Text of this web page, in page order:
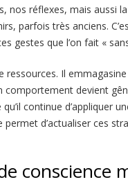
nos réflexes, mais aussi
parfois très anciens.
gestes que l’on fait «
ressources. Il
comportement devient
continue d’appliquer
permet d’actualiser ces
conscience